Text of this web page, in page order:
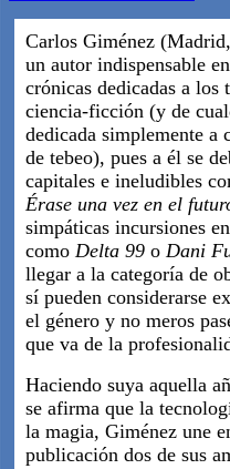
Carlos Giménez
un autor indispensable
crónicas dedicadas a los
ciencia-ficción (y de
dedicada simplemente a
de tebeo), pues a él se
capitales e ineludibles
Érase una vez en el
simpáticas incursiones
como Delta 99 o Dani
llegar a la categoría de
sí pueden considerarse
el género y no meros
que va de la
Haciendo suya aquella
se afirma que la
la magia, Giménez une
publicación dos de sus